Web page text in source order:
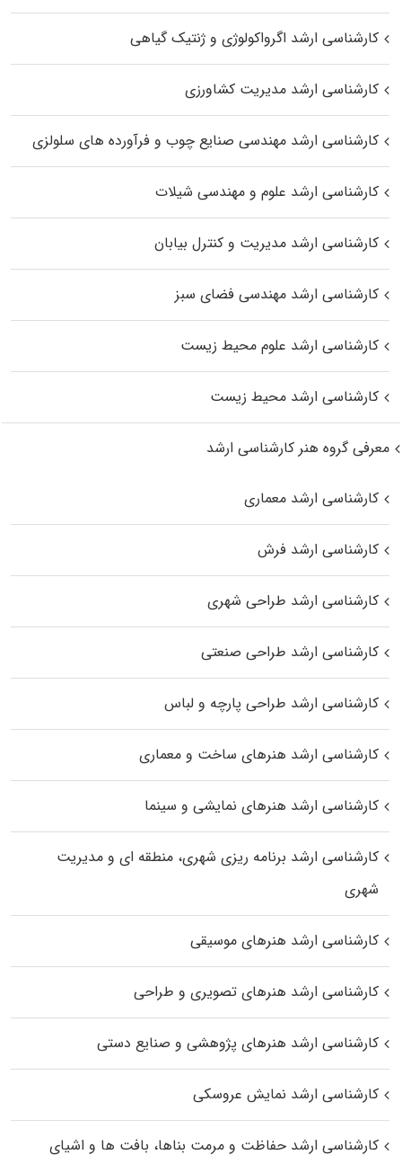
کارشناسی ارشد اگرواکولوژی و ژنتیک گیاهی
کارشناسی ارشد مدیریت کشاورزی
کارشناسی ارشد مهندسی صنایع چوب و فرآورده‌ های سلولزی
کارشناسی ارشد علوم و مهندسی شیلات
کارشناسی ارشد مدیریت و کنترل بیابان
کارشناسی ارشد مهندسی فضای سبز
کارشناسی ارشد علوم محیط‌ زیست
کارشناسی ارشد محیط زیست
معرفی گروه هنر کارشناسی ارشد
کارشناسی ارشد معماری
کارشناسی ارشد فرش
کارشناسی ارشد طراحی شهری
کارشناسی ارشد طراحی صنعتی
کارشناسی ارشد طراحی پارچه و لباس
کارشناسی ارشد هنرهای ساخت و معماری
کارشناسی ارشد هنرهای نمایشی و سینما
کارشناسی ارشد برنامه ریزی شهری، منطقه‌ ای و مدیریت
شهری
کارشناسی ارشد هنرهای موسیقی
کارشناسی ارشد هنرهای تصویری و طراحی
کارشناسی ارشد هنرهای پژوهشی و صنایع دستی
کارشناسی ارشد نمایش عروسکی
کارشناسی ارشد حفاظت و مرمت بناها، بافت‌ ها و اشیای